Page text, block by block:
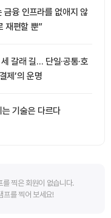
융 인프라를 없애지 않
재편할 뿐”
갈래 길… 단일·공통·호
제’의 운명
기술은 다르다
를 찍은 회원이 없습니다.
프를 찍어 보세요!